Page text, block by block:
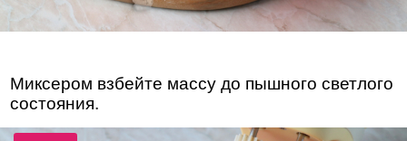
Миксером взбейте массу до пышного светлого
состояния.